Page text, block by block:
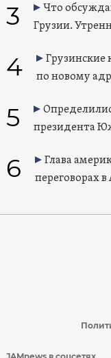
3
Что
Грузии.
4
по новому
5
президента
6
Глава
переговорах